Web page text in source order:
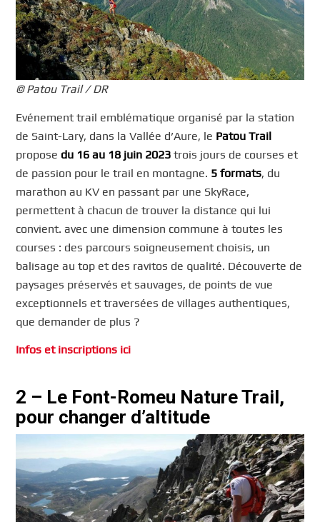
© Patou Trail / DR
Evénement trail emblématique organisé par la station
de Saint-Lary, dans la Vallée d’Aure, le Patou Trail
propose du 16 au 18 juin 2023 trois jours de courses et
de passion pour le trail en montagne. 5 formats, du
marathon au KV en passant par une SkyRace,
permettent à chacun de trouver la distance qui lui
convient. avec une dimension commune à toutes les
courses : des parcours soigneusement choisis, un
balisage au top et des ravitos de qualité. Découverte de
paysages préservés et sauvages, de points de vue
exceptionnels et traversées de villages authentiques,
que demander de plus ?
Infos et inscriptions ici
2 – Le Font-Romeu Nature Trail,
pour changer d’altitude